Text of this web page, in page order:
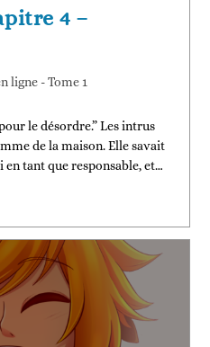
4 –
ligne - Tome 1
le désordre.” Les intrus
de la maison. Elle savait
tant que responsable, et…